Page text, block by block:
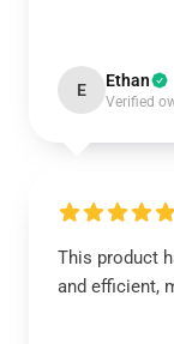
E Ethan
Verified
This product
and efficient,